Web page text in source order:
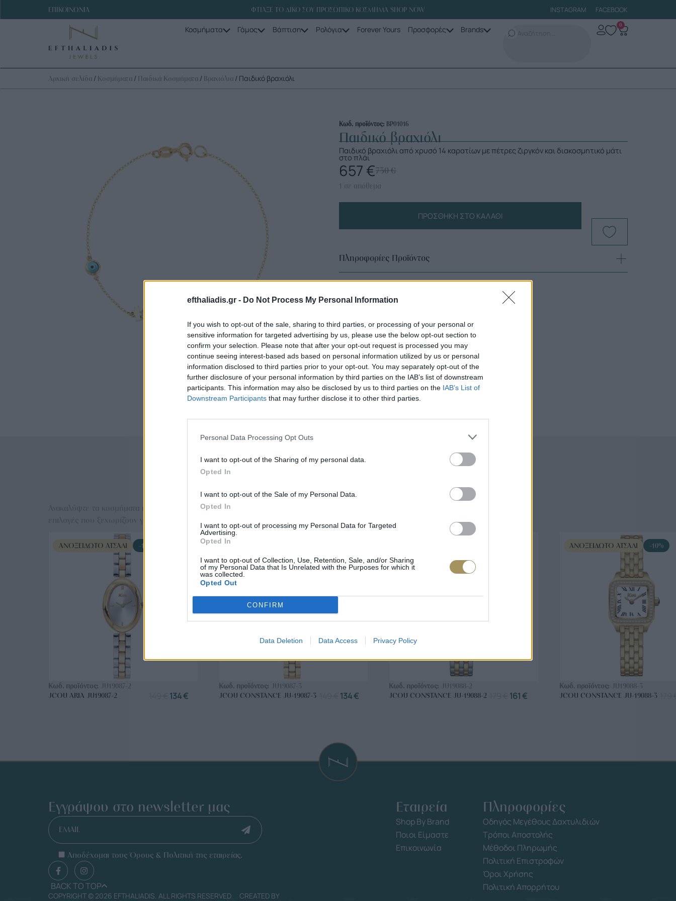
efthaliadis.gr - Do Not Process My Personal Information
If you wish to opt-out of the sale, sharing to third parties, or processing of your personal or
sensitive information for targeted advertising by us, please use the below opt-out section to
confirm your selection. Please note that after your opt-out request is processed you may
continue seeing interest-based ads based on personal information utilized by us or personal
information disclosed to third parties prior to your opt-out. You may separately opt-out of the
further disclosure of your personal information by third parties on the IAB’s list of downstream
participants. This information may also be disclosed by us to third parties on the IAB’s List of
Downstream Participants that may further disclose it to other third parties.
Personal Data Processing Opt Outs
I want to opt-out of the Sharing of my personal data.
Opted In
I want to opt-out of the Sale of my Personal Data.
Opted In
I want to opt-out of processing my Personal Data for Targeted
Advertising.
Opted In
I want to opt-out of Collection, Use, Retention, Sale, and/or Sharing
of my Personal Data that Is Unrelated with the Purposes for which it
was collected.
Opted Out
CONFIRM
Data Deletion Data Access Privacy Policy
ΕΠΙΚΟΙΝΩΝΙΑ ΦΤΙΑΞΕ ΤΟ ΔΙΚΟ ΣΟΥ ΠΡΟΣΩΠΙΚΟ ΚΟΣΜΗΜΑ SHOP NOW INSTAGRAM FACEBOOK
Κοσμήματα Γάμος Βάπτιση Ρολόγια Forever Yours Προσφορές Brands 0
Αρχική σελίδα / Κοσμήματα / Παιδικά Κοσμήματα / Βραχιόλια / Παιδικό βραχιόλι
Κωδ. προϊόντος: ΒΡ01016
Παιδικό βραχιόλι
Παιδικό βραχιόλι από χρυσό 14 καρατίων με πέτρες ζιργκόν και διακοσμητικό μάτι
στο πλάι
730€
657 €
1 σε απόθεμα
ΠΡΟΣΘΉΚΗ ΣΤΟ ΚΑΛΆΘΙ
Πληροφορίες Προϊόντος
Επιλογές Που Ταιριάζουν
Ανακαλύψτε τα κοσμήματα που αγαπήθηκαν περισσότερο! Εδώ θα βρείτε τις κορυφαίες
ΑΓΟΡΑ ΤΩΡΑ
ΑΝΟΞΕΊΔΩΤΟ ΑΤΣΆΛΙ -10%
Κωδ. προϊόντος: JU19087-2
JCOU ARIA JU19087-2
134€
ΑΓΟΡΑ ΤΩΡΑ
ΑΝΟΞΕΊΔΩΤΟ ΑΤΣΆΛΙ
Κωδ. προϊόντος: JU19087-3
JCOU CONSTANCE JU-19087-3
134€
ΑΓΟΡΑ ΤΩΡΑ
Κωδ. προϊόντος: JU19088-2
JCOU CONSTANCE JU-19088-2
161€
ΑΓΟΡΑ ΤΩΡΑ
ΑΝΟΞΕΊΔΩΤΟ ΑΤΣΆΛΙ -10%
Κωδ. προϊόντος: JU19088-3
JCOU CONSTANCE JU-19088-3
Εγγράψου στο newsletter μας
EMAIL
Αποδέχομαι τους Όρους & Πολιτική της εταιρείας.
BACK TO TOP
Εταιρεία
Shop By Brand
Ποιοι Είμαστε
Επικοινωνία
Πληροφορίες
Οδηγός Μεγέθους Δαχτυλιδιών
Τρόποι Αποστολής
Μέθοδοι Πληρωμής
Πολιτική Επιστροφών
Όροι Χρήσης
Πολιτική Απορρήτου
COPYRIGHT © 2026 EFTHALIADIS. ALL RIGHTS RESERVED CREATED BY